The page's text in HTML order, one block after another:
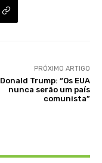
PRÓXIMO ARTIGO
Donald Trump: “Os EUA
nunca serão um país
comunista”